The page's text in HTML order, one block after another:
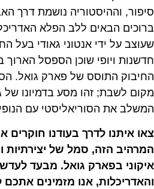
סיפור, וההיסטוריה נושמת דרך
ברוכים הבאים ללב הפלא
שעוצב על ידי אנטוני גאודי בעל
חדשנות ויופי שוכן הספסל הארוך
החיבוק התוסס של פארק גואל.
מקום לשבת; זהו מסע בדמיונו של
המשלב את הסוריאליסטי עם
צאו איתנו לדרך בעודנו
המרהיב הזה, סמל של יצירתיות
איקוני בפארק גואל. מבעד
והאדריכלות, אנו מזמינים